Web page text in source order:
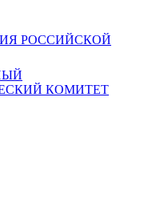
РОССИЙСКОЙ
КОМИТЕТ